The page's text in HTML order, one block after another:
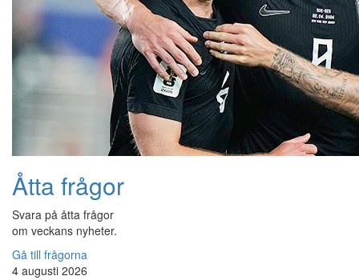
Åtta frågor
Svara på åtta frågor
om veckans nyheter.
Gå till frågorna
4 augusti 2026